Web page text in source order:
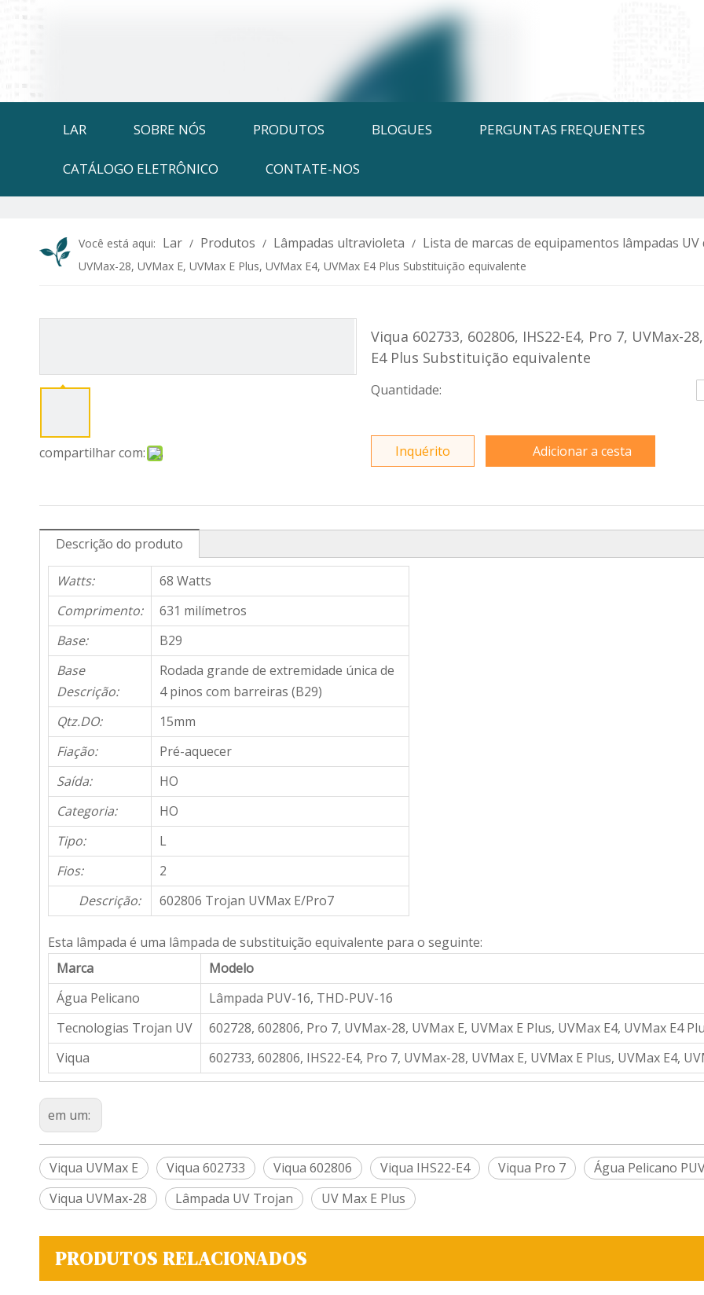
LAR SOBRE NÓS PRODUTOS BLOGUES PERGUNTAS FREQUENTES
CATÁLOGO ELETRÔNICO CONTATE-NOS
Você está aqui: Lar / Produtos / Lâmpadas ultravioleta / Lista de marcas de equipamentos lâmpadas
UVMax-28, UVMax E, UVMax E Plus, UVMax E4, UVMax E4 Plus Substituição equivalente
compartilhar com:
Viqua 602733, 602806, IHS22-E4, Pro 7, UVMax-
E4 Plus Substituição equivalente
Quantidade:
Inquérito Adicionar a cesta
Descrição do produto
Watts:
68 Watts
Comprimento:
631 milímetros
Base:
B29
Base
Descrição:
Rodada grande de extremidade única de
4 pinos com barreiras (B29)
Qtz.DO:
15mm
Fiação:
Pré-aquecer
Saída:
HO
Categoria:
HO
Tipo:
L
Fios:
2
Descrição:
602806 Trojan UVMax E/Pro7
Esta lâmpada é uma lâmpada de substituição equivalente para o seguinte:
Marca
Modelo
Água Pelicano
Lâmpada PUV-16, THD-PUV-16
Tecnologias Trojan UV
602728, 602806, Pro 7, UVMax-28, UVMax E, UVMax E Plus, UVMax E4, UVMax E4
Viqua
602733, 602806, IHS22-E4, Pro 7, UVMax-28, UVMax E, UVMax E Plus, UVMax E4,
em um:
Viqua UVMax E Viqua 602733 Viqua 602806 Viqua IHS22-E4 Viqua Pro 7
Água Pelicano
Viqua UVMax-28
Lâmpada UV Trojan UV Max E Plus
PRODUTOS RELACIONADOS